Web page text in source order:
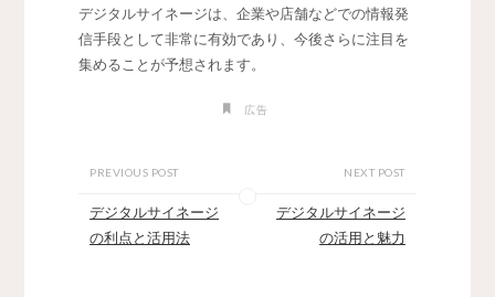
デジタルサイネージは、企業や店舗などでの情報発
信手段として非常に有効であり、今後さらに注目を
集めることが予想されます。
広告
PREVIOUS POST
デジタルサイネージ
の利点と活用法
NEXT POST
デジタルサイネージ
の活用と魅力